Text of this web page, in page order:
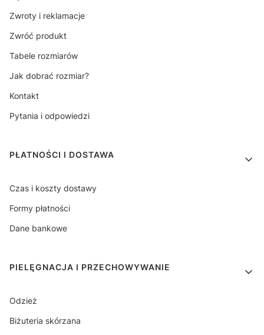
Zwroty i reklamacje
Zwróć produkt
Tabele rozmiarów
Jak dobrać rozmiar?
Kontakt
Pytania i odpowiedzi
PŁATNOŚCI I DOSTAWA
Czas i koszty dostawy
Formy płatności
Dane bankowe
PIELĘGNACJA I PRZECHOWYWANIE
Odzież
Biżuteria skórzana